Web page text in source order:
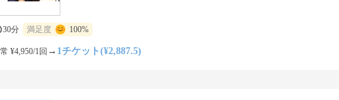
30分 満足度 100%
¥4,950/1回 → 1チケット(¥2,887.5)